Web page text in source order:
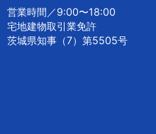
営業時間／9:00〜18:00
宅地建物取引業免許
茨城県知事（7）第5505号